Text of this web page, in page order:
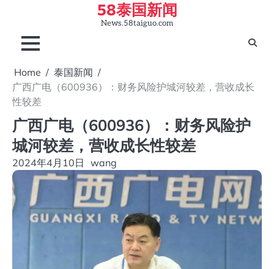
content
58泰国新闻
News.58taiguo.com
Home
泰国新闻
广西广电（600936）：财务风险护城河较差，营收成长
性较差
广西广电（600936）：财务风险护
城河较差，营收成长性较差
2024年4月10日 wang